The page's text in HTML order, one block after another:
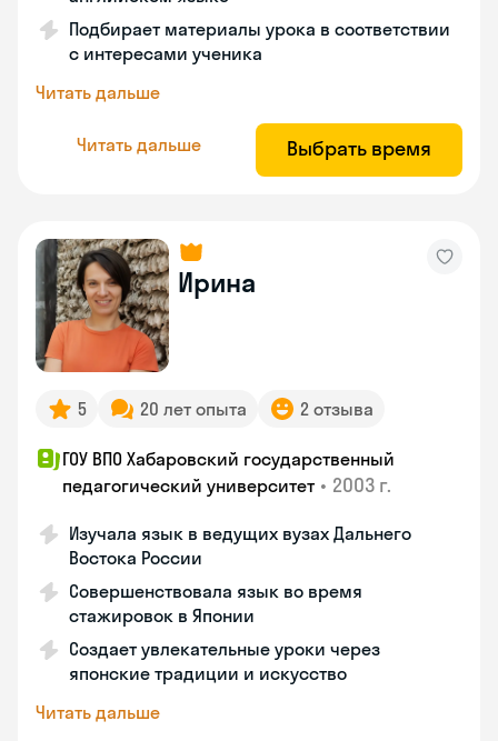
Подбирает материалы урока в соответствии
с интересами ученика
Читать дальше
Читать дальше Выбрать время
Ирина
5 20 лет опыта 2 отзыва
ГОУ ВПО Хабаровский государственный
педагогический университет • 2003 г.
Изучала язык в ведущих вузах Дальнего
Востока России
Совершенствовала язык во время
стажировок в Японии
Создает увлекательные уроки через
японские традиции и искусство
Читать дальше